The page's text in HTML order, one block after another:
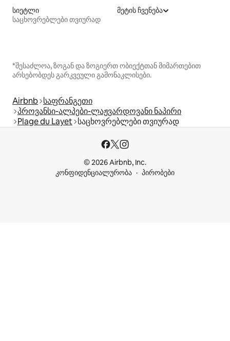
სიეტლი
საცხოვრებლები თვიურად
მეტის ჩვენება
*შესაძლოა, ზოგან და ზოგიერთ ობიექტთან მიმართებით
არსებობდეს გარკვეული გამონაკლისები.
Airbnb საფრანგეთი
პროვანსი-ალპები-ლაჟვარდოვანი ნაპირი
Plage du Layet საცხოვრებლები თვიურად
© 2026 Airbnb, Inc.
კონფიდენციალურობა
პირობები